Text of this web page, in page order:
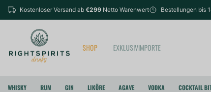
Kostenloser Versand ab €299 Netto Warenwert Bestellungen bis
SHOP EXKLUSIVIMPORTE
WHISKY RUM GIN LIKÖRE AGAVE VODKA COCKTAIL